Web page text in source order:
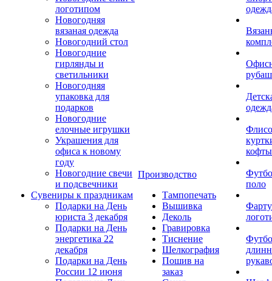
логотипом
Новогодняя
вязаная одежда
Новогодний стол
Новогодние
гирлянды и
светильники
Новогодняя
упаковка для
подарков
Новогодние
елочные игрушки
Украшения для
офиса к новому
году
Новогодние свечи
и подсвечники
Сувениры к праздникам
Подарки на День
юриста 3 декабря
Подарки на День
энергетика 22
декабря
Подарки на День
России 12 июня
Производство
Тампопечать
Вышивка
Деколь
Гравировка
Тиснение
Шелкография
Пошив на
заказ
кофты
поло